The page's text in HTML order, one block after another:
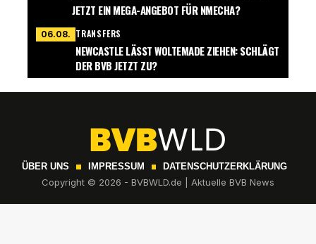
JETZT EIN MEGA-ANGEBOT FÜR NMECHA?
06.08. TRANSFERS
NEWCASTLE LÄSST WOLTEMADE ZIEHEN: SCHLÄGT
DER BVB JETZT ZU?
ÜBER UNS IMPRESSUM DATENSCHUTZERKLÄRUNG
Copyright © 2026 - BVBWLD.de | Aktuelle BVB News